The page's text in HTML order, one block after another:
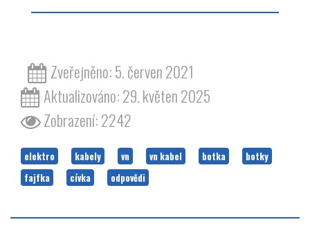
Zveřejněno: 5. červen 2021
Aktualizováno: 29. květen 2025
Zobrazení: 2242
elektro kabely vn vn kabel botka
botky
fajfka
cívka odpovědi